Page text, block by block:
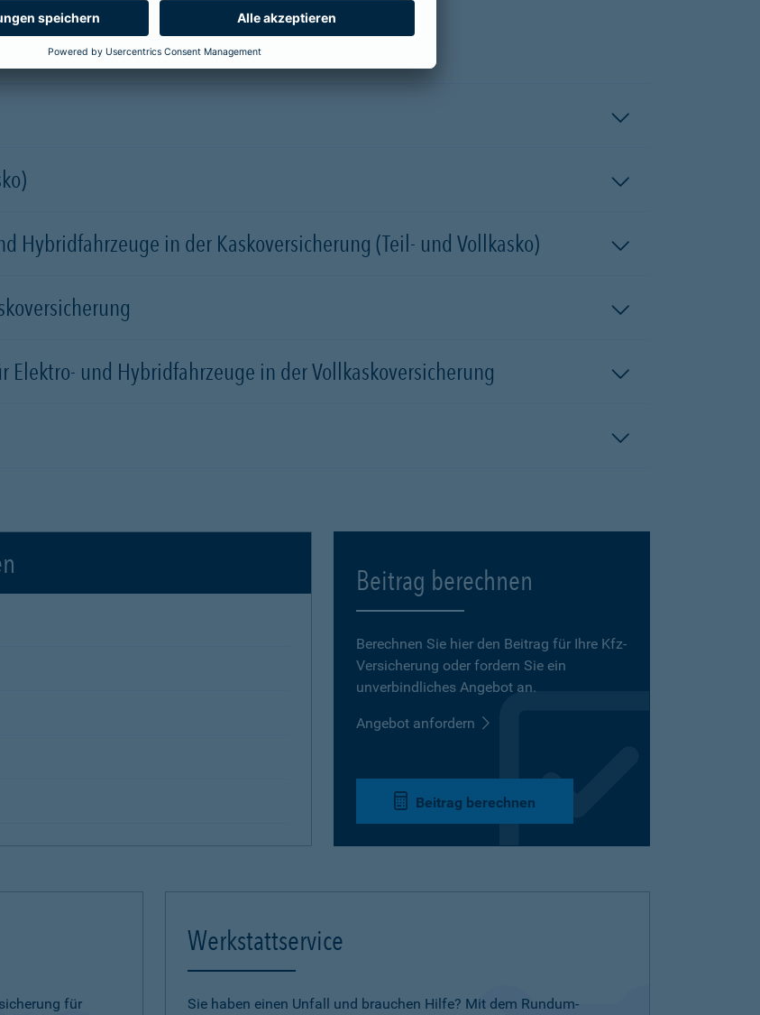
Versicherung im Überblick
Hybridfahrzeuge in der Kaskoversicherung (Teil- und Vollkasko)
Elektro- und Hybridfahrzeuge in der Vollkaskoversicherung
Beitrag berechnen
Berechnen Sie hier den Beitrag für Ihre Kfz-
Versicherung oder fordern Sie ein
unverbindliches Angebot an.
Angebot anfordern
Beitrag berechnen
für
Werkstattservice
Sie haben einen Unfall und brauchen Hilfe? Mit dem Rundum-